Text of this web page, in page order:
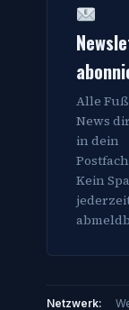
Alle
News
in dein
Kein
Netzwerk: